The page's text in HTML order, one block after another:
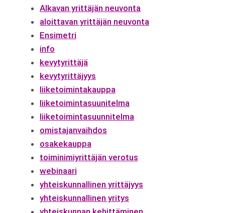
Alkavan yrittäjän neuvonta
aloittavan yrittäjän neuvonta
Ensimetri
info
kevytyrittäjä
kevytyrittäjyys
liiketoimintakauppa
liiketoimintasuunitelma
liiketoimintasuunnitelma
omistajanvaihdos
osakekauppa
toiminimiyrittäjän verotus
webinaari
yhteiskunnallinen yrittäjyys
yhteiskunnallinen yritys